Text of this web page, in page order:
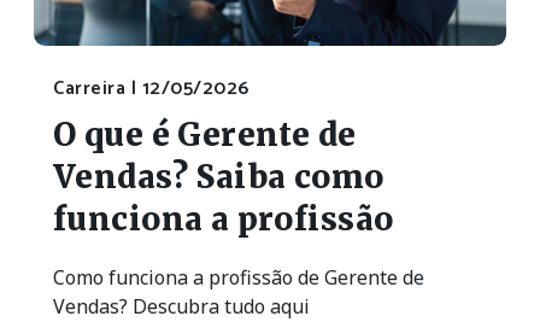
Carreira | 12/05/2026
O que é Gerente de
Vendas? Saiba como
funciona a profissão
Como funciona a profissão de Gerente de
Vendas? Descubra tudo aqui